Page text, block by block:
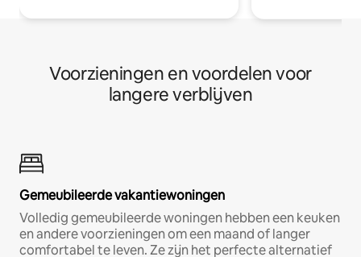
Voorzieningen en voordelen voor
langere verblijven
Gemeubileerde vakantiewoningen
Volledig gemeubileerde woningen hebben een keuken
en andere voorzieningen om een maand of langer
comfortabel te leven. Ze zijn het perfecte alternatief